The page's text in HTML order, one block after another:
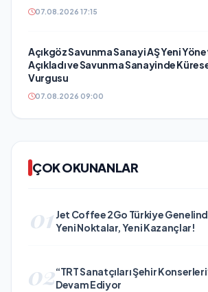
07.08.2026 17:15
Açıkgöz Savunma Sanayi AŞ Yeni
Açıkladı ve Savunma Sanayinde
Vurgusu
07.08.2026 09:00
ÇOK OKUNANLAR
01 Jet Coffee 2Go Türkiye
Yeni Noktalar, Yeni Kazançlar!
02“TRT Sanatçıları Şehir
Devam Ediyor